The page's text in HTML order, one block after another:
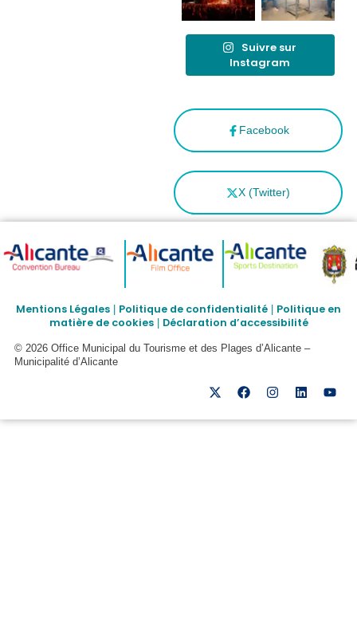
Facebook
X (Twitter)
Suivre sur
Instagram
Mentions Légales Politique de confidentialité
Politique en
matière de cookies| Déclaration d’accessibilité
© 2026 Office Municipal du Tourisme et des Plages d’Alicante –
Municipalité d’Alicante